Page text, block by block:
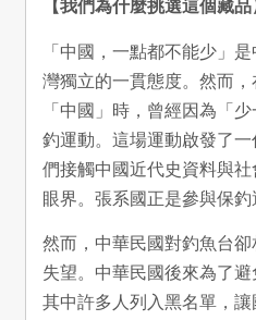
【我們為什麼挑選這個藏品
「中國，一點都不能少」
灣獨立的一貫態度。然而
「中國」時，曾經因為「
釣運動。這場運動啟發了
們接觸中國近代史資料與
眼界。張系國正是參與保釣
然而，中華民國對釣魚台
失望。中華民國後來為了
其中許多人列入黑名單，